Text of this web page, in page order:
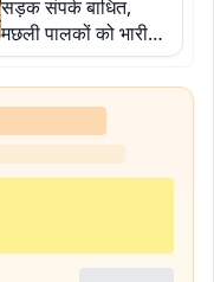
सड़क संपर्क बाधित,
मछली पालकों को भारी
नुकसान